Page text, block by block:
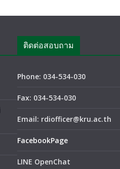
ติดต่อสอบถาม
Phone: 034-534-030
Fax: 034-534-030
Email: rdiofficer@kru.ac.th
FacebookPage
LINE OpenChat